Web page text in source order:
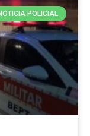
POLICIAL